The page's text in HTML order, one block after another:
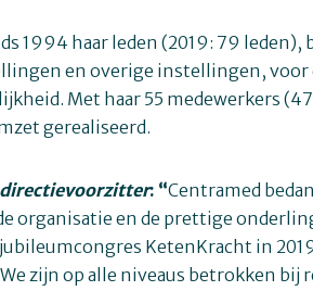
1994 haar leden (2019: 79 leden),
en overige instellingen, voor
Met haar 55 medewerkers
gerealiseerd.
directievoorzitter: “Centramed
organisatie en de prettige
KetenKracht in
zijn op alle niveaus betrokken bij